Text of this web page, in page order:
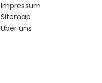
Impressum
Sitemap
Über uns